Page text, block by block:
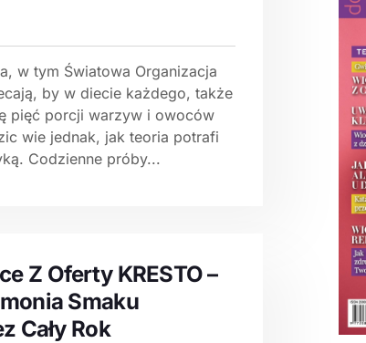
w tym Światowa Organizacja
by w diecie każdego, także
pięć porcji warzyw i owoców
wie jednak, jak teoria potrafi
Codzienne próby...
Z Oferty KRESTO –
Smaku
Cały Rok